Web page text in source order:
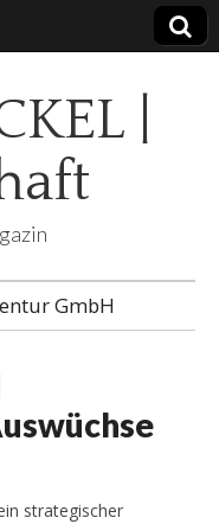
|
GmbH
strategischer